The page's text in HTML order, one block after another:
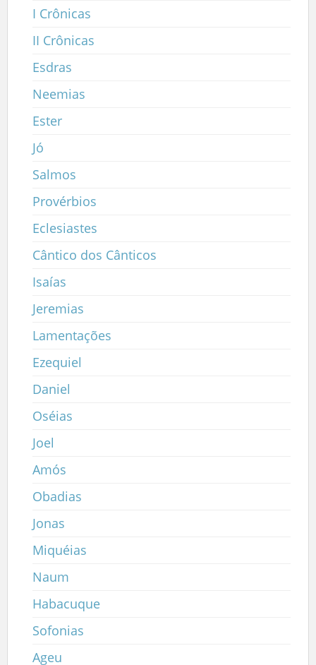
I Crônicas
II Crônicas
Esdras
Neemias
Ester
Jó
Salmos
Provérbios
Eclesiastes
Cântico dos Cânticos
Isaías
Jeremias
Lamentações
Ezequiel
Daniel
Oséias
Joel
Amós
Obadias
Jonas
Miquéias
Naum
Habacuque
Sofonias
Ageu